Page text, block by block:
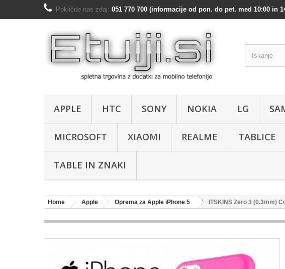
Pokličite nas zdaj: 051 770 700 (informacije od pon. do pet. med 10:00 in
APPLE HTC SONY NOKIA LG
MICROSOFT XIAOMI REALME TABLICE
TABLE IN ZNAKI
Home Apple Oprema za Apple iPhone 5 ITSKINS Zero 3 (0.3mm)